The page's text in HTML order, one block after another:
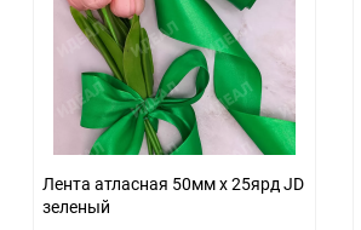
Лента атласная 50мм х 25ярд JD
зеленый